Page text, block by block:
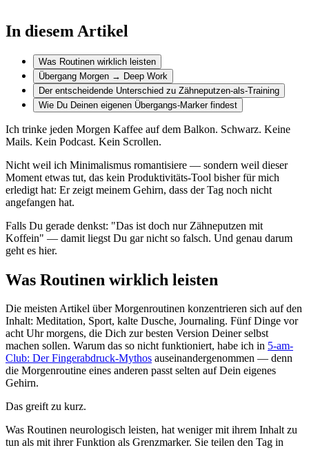
In diesem Artikel
Was Routinen wirklich leisten
Übergang Morgen → Deep Work
Der entscheidende Unterschied zu Zähneputzen-als-Training
Wie Du Deinen eigenen Übergangs-Marker findest
Ich trinke jeden Morgen Kaffee auf dem Balkon. Schwarz. Keine
Mails. Kein Podcast. Kein Scrollen.
Nicht weil ich Minimalismus romantisiere — sondern weil dieser
Moment etwas tut, das kein Produktivitäts-Tool bisher für mich
erledigt hat: Er zeigt meinem Gehirn, dass der Tag noch nicht
angefangen hat.
Falls Du gerade denkst: "Das ist doch nur Zähneputzen mit
Koffein" — damit liegst Du gar nicht so falsch. Und genau darum
geht es hier.
Was Routinen wirklich leisten
Die meisten Artikel über Morgenroutinen konzentrieren sich auf den
Inhalt: Meditation, Sport, kalte Dusche, Journaling. Fünf Dinge vor
acht Uhr morgens, die Dich zur besten Version Deiner selbst
machen sollen. Warum das so nicht funktioniert, habe ich in 5-am-
Club: Der Fingerabdruck-Mythos auseinandergenommen — denn
die Morgenroutine eines anderen passt selten auf Dein eigenes
Gehirn.
Das greift zu kurz.
Was Routinen neurologisch leisten, hat weniger mit ihrem Inhalt zu
tun als mit ihrer Funktion als Grenzmarker. Sie teilen den Tag in